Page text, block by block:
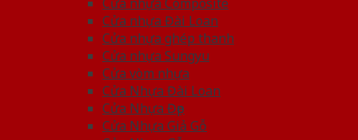
Cửa nhựa Đài Loan
Cửa nhựa ghép thanh
Cửa nhựa Sungyu
Cửa vòm nhựa
Cửa Nhựa Đài Loan
Cửa Nhựa Đẹp
Cửa Nhựa Giả Gỗ